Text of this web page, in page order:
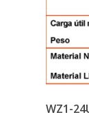
WZ1-